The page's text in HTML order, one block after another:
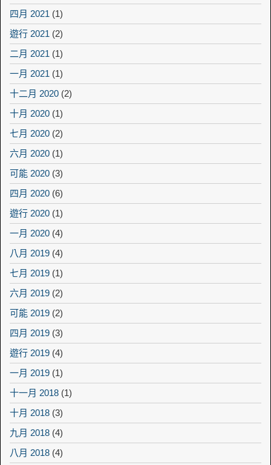
四月 2021 (1)
遊行 2021 (2)
二月 2021 (1)
一月 2021 (1)
十二月 2020 (2)
十月 2020 (1)
七月 2020 (2)
六月 2020 (1)
可能 2020 (3)
四月 2020 (6)
遊行 2020 (1)
一月 2020 (4)
八月 2019 (4)
七月 2019 (1)
六月 2019 (2)
可能 2019 (2)
四月 2019 (3)
遊行 2019 (4)
一月 2019 (1)
十一月 2018 (1)
十月 2018 (3)
九月 2018 (4)
八月 2018 (4)